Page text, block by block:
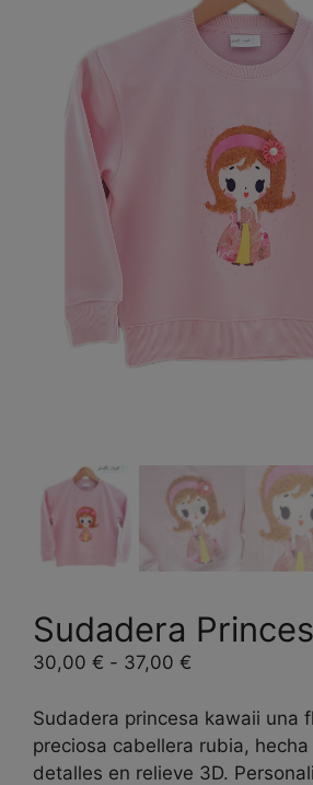
Sudadera
30,00 € - 37,00 €
precios:
desde
30,00 €
Sudadera princesa kawaii una
preciosa cabellera rubia,
detalles en relieve 3D.